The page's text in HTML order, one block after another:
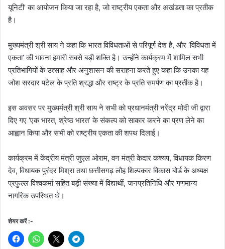
यूनिटी’ का आयोजन किया जा रहा है, जो राष्ट्रीय एकता और अखंडता का प्रतीक
है।
मुख्यमंत्री श्री साय ने कहा कि भारत विविधताओं से परिपूर्ण देश है, और ‘विविधता में
एकता’ की भावना हमारी सबसे बड़ी शक्ति है। उन्होंने कार्यक्रम में शामिल सभी
प्रतिभागियों के उत्साह और अनुशासन की सराहना करते हुए कहा कि उनका यह
जोश सरदार पटेल के प्रति श्रद्धा और राष्ट्र के प्रति समर्पण का प्रतीक है।
इस अवसर पर मुख्यमंत्री श्री साय ने सभी को प्रधानमंत्री नरेंद्र मोदी जी द्वारा
दिए गए ‘एक भारत, श्रेष्ठ भारत’ के संकल्प को साकार करने का प्रण लेने का
आह्वान किया और सभी को राष्ट्रीय एकता की शपथ दिलाई।
कार्यक्रम में केंद्रीय मंत्री जुएल ओराम, वन मंत्री केदार कश्यप, विधायक किरण
देव, विधायक पुरंदर मिश्रा तथा छत्तीसगढ़ लौह शिल्पकार विकास बोर्ड के अध्यक्ष
प्रफुल्ल विश्वकर्मा सहित बड़ी संख्या में विद्यार्थी, जनप्रतिनिधि और गणमान्य
नागरिक उपस्थित थे।
शेयर करें :-